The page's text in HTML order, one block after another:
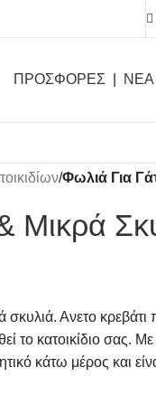
ΠΡΟΣΦΟΡΕΣ ΝΕΑ
/Φωλιά Για
Μικρά
σκυλιά. Ανετο
το κατοικίδιο σας.
κάτω μέρος και